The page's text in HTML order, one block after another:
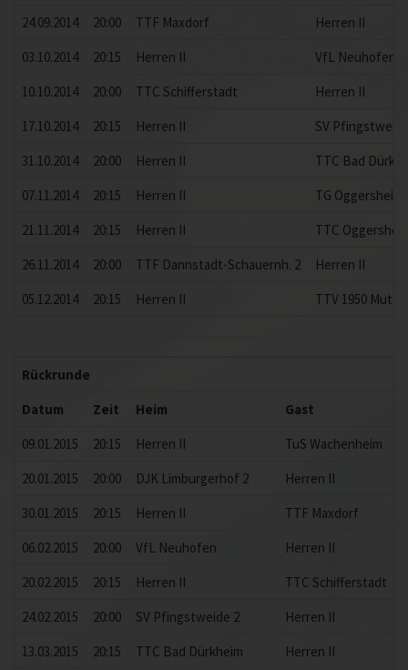
24.09.2014
20:00 TTF Maxdorf
Herren II
03.10.2014
20:15 Herren II
VfL Neuhofen
10.10.2014
20:00 TTC Schifferstadt
Herren II
17.10.2014
20:15 Herren II
SV
31.10.2014
20:00 Herren II
TTC Bad
07.11.2014
20:15 Herren II
TG Oggersheim
21.11.2014
20:15 Herren II
TTC
26.11.2014
20:00 TTF Dannstadt-Schauernh. 2
Herren II
05.12.2014
20:15 Herren II TTV 1950
Rückrunde
Datum
Zeit Heim
Gast
09.01.2015
20:15 Herren II
TuS Wachenheim
20.01.2015
20:00 DJK Limburgerhof 2
Herren II
30.01.2015
20:15 Herren II
TTF Maxdorf
06.02.2015
20:00 VfL Neuhofen
Herren II
20.02.2015
20:15 Herren II
TTC Schifferstadt
24.02.2015
20:00 SV Pfingstweide 2
Herren II
13.03.2015
20:15 TTC Bad Dürkheim
Herren II